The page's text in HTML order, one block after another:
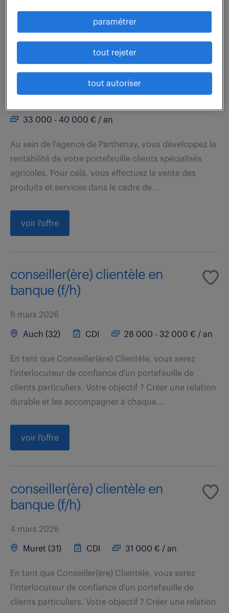
voir l'offre
chargé de clientèle (f/h)
33 000 - 40 000 € / an
Au sein de l'agence de Parthenay, vous développez la
rentabilité de votre portefeuille clients spécialisés
agricoles. Pour celà, vous effectuez la vente des
produits et services dans le cadre de...
voir l'offre
conseiller(ère) clientèle en
banque (f/h)
6 mars 2026
Auch (32) CDI 28 000 - 32 000 € / an
En tant que Conseiller(ère) Clientèle, vous serez
l'interlocuteur de confiance d'un portefeuille de
clients particuliers. Votre objectif ? Créer une relation
durable et les accompagner à chaque...
voir l'offre
conseiller(ère) clientèle en
banque (f/h)
4 mars 2026
Muret (31) CDI 31 000 € / an
En tant que Conseiller(ère) Clientèle, vous serez
l'interlocuteur de confiance d'un portefeuille de
clients particuliers. Votre objectif ? Créer une relation
paramétrer
tout rejeter
tout autoriser